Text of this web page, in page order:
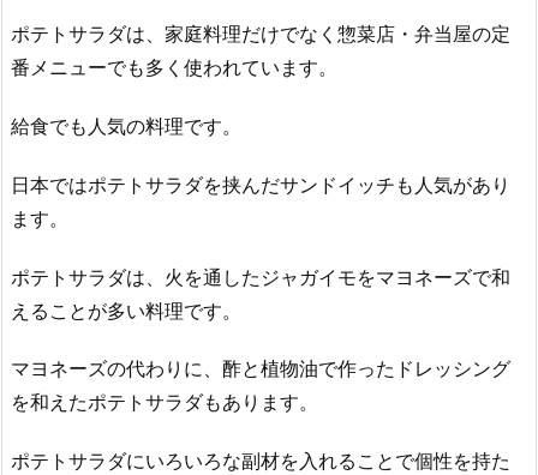
ポテトサラダは、家庭料理だけでなく惣菜店・弁当屋の定
番メニューでも多く使われています。
給食でも人気の料理です。
日本ではポテトサラダを挟んだサンドイッチも人気があり
ます。
ポテトサラダは、火を通したジャガイモをマヨネーズで和
えることが多い料理です。
マヨネーズの代わりに、酢と植物油で作ったドレッシング
を和えたポテトサラダもあります。
ポテトサラダにいろいろな副材を入れることで個性を持た